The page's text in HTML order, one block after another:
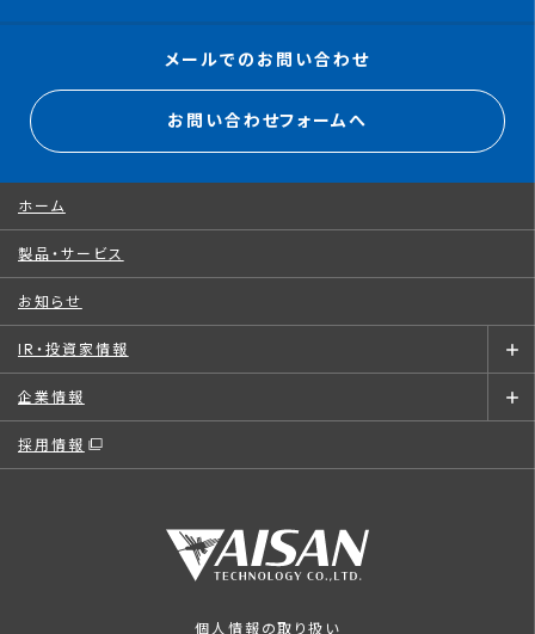
メールでのお問い合わせ
お問い合わせフォームへ
ホーム
製品・サービス
お知らせ
IR・投資家情報
企業情報
採用情報
個人情報の取り扱い